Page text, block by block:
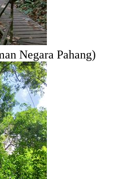
Negara Pahang)